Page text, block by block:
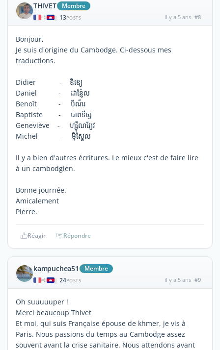
THIVET Membre
| 13POSTS il y a 5 ans #8
Bonjour,
Je suis d'origine du Cambodge. Ci-dessous mes
traductions.
Didier - ឌីឌ្យេ
Daniel - ដាន្ញ៉ែល
Benoît - បឺណ័រ
Baptiste - បាពទីស្ទ
Geneviève - ហ្ស៊ឺណវ្យែវ
Michel - ម៉ីស្ហែល
Il y a bien d'autres écritures. Le mieux c'est de faire lire
à un cambodgien.
Bonne journée.
Amicalement
Pierre.
Réagir Répondre
kampuchea51 Membre
| 24POSTS il y a 5 ans #9
Oh suuuuuper !
Merci beaucoup Thivet
Et moi, qui suis Française épouse de khmer, je vis à
Paris. Nous passions du temps au Cambodge assez
souvent avant la crise sanitaire. Nous attendons avant